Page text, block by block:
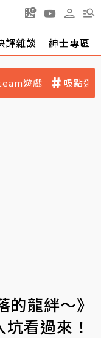
評雜談 紳士專區
遊戲 吸點迷
龍絆～》
看過來！